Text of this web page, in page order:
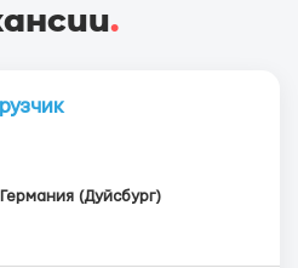
.
Германия (Дуйсбург)